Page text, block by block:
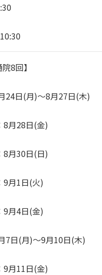
8回】
24日(月)～8月27日(木)
8月28日(金)
8月30日(日)
9月1日(火)
9月4日(金)
7日(月)～9月10日(木)
9月11日(金)